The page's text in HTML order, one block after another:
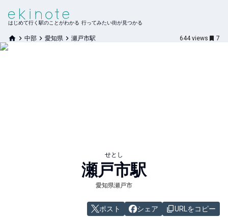
はじめて行く駅のことがわかる 行ってみたい街が見つかる
中部 愛知県 瀬戸市駅 644 views 7
せとし
瀬戸市駅
愛知県瀬戸市
ポスト シェア URLをコピー